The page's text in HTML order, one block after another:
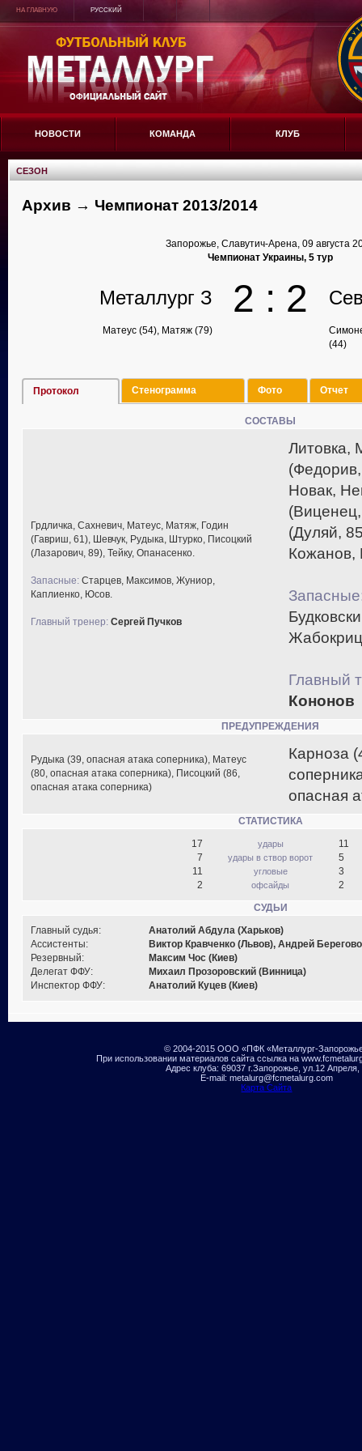
НА ГЛАВНУЮ РУССКИЙ
НОВОСТИ КОМАНДА КЛУБ
СЕЗОН
Архив → Чемпионат 2013/2014
Запорожье, Славутич-Арена, 09 августа
Чемпионат Украины, 5 тур
Металлург З 2 : 2
Матеус (54), Матяж (79)
(44)
Протокол Стенограмма Фото Отчет
СОСТАВЫ
Грдличка, Сахневич, Матеус, Матяж, Годин
(Гавриш, 61), Шевчук, Рудыка, Штурко, Писоцкий
(Лазарович, 89), Тейку, Опанасенко.
Запасные: Старцев, Максимов, Жуниор,
Каплиенко, Юсов.
Главный тренер: Сергей Пучков
Литовка,
Новак,
(Дуляй,
Кожанов,
Главный
Кононов
ПРЕДУПРЕЖДЕНИЯ
Рудыка (39, опасная атака соперника), Матеус
(80, опасная атака соперника), Писоцкий (86,
опасная атака соперника)
Карноза
опасная
СТАТИСТИКА
17
7
11
2
удары
удары в створ ворот
угловые
офсайды
11
5
3
2
СУДЬИ
Главный судья:
Ассистенты:
Резервный:
Делегат ФФУ:
Инспектор ФФУ:
Анатолий Абдула (Харьков)
Виктор Кравченко (Львов), Андрей
Максим Чос (Киев)
Михаил Прозоровский (Винница)
Анатолий Куцев (Киев)
© 2004-2015 ООО «ПФК «Металлург-
При использовании материалов сайта ссылка на
Адрес клуба: 69037 г.Запорожье, ул.12 Апреля,
E-mail: metalurg@fcmetalurg.com
Карта Сайта